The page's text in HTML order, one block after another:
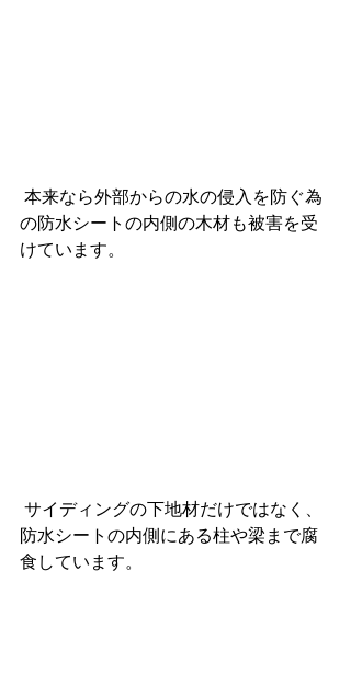
の防水シートの内側の木材も被害を受
けています。
防水シートの内側にある柱や梁まで腐
食しています。